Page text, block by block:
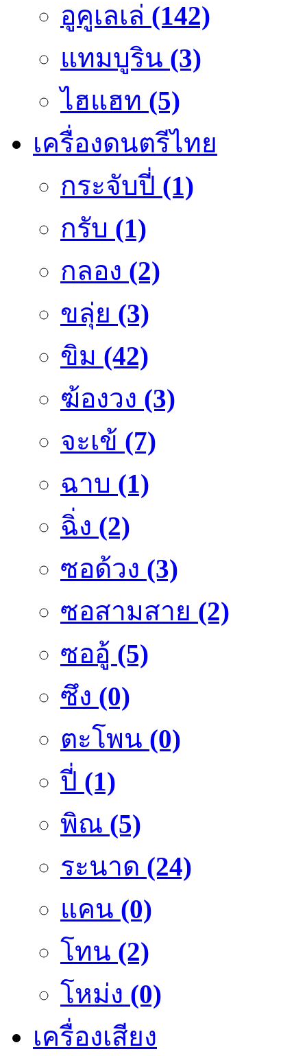
อูคูเลเล่ (142)
แทมบูริน (3)
ไฮแฮท (5)
เครื่องดนตรีไทย
กระจับปี่ (1)
กรับ (1)
กลอง (2)
ขลุ่ย (3)
ขิม (42)
ฆ้องวง (3)
จะเข้ (7)
ฉาบ (1)
ฉิ่ง (2)
ซอด้วง (3)
ซอสามสาย (2)
ซออู้ (5)
ซึง (0)
ตะโพน (0)
ปี่ (1)
พิณ (5)
ระนาด (24)
แคน (0)
โทน (2)
โหม่ง (0)
เครื่องเสียง